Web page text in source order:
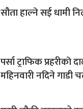
सौता हाल्ने सई धामी
पर्सा ट्राफिक प्रहरीकाे
महिनवारी नदिने गाडी